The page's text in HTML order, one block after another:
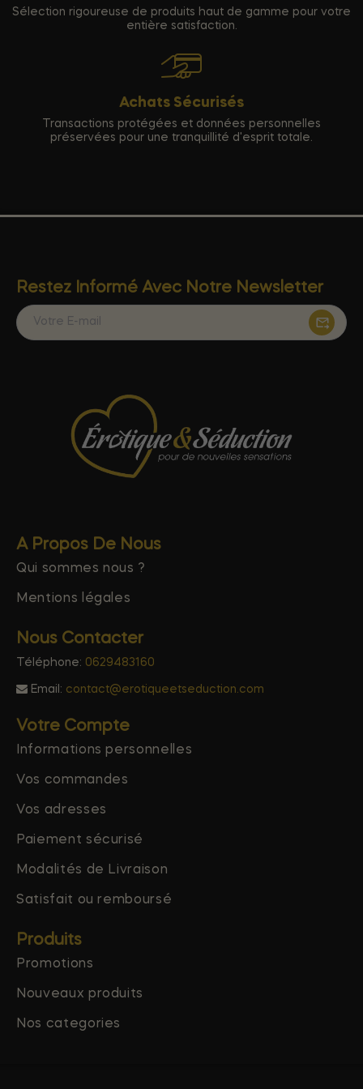
Sélection rigoureuse de produits haut de gamme pour votre
entière satisfaction.
Achats Sécurisés
Transactions protégées et données personnelles
préservées pour une tranquillité d'esprit totale.
Restez Informé Avec Notre Newsletter
A Propos De Nous
Qui sommes nous ?
Mentions légales
Nous Contacter
Téléphone: 0629483160
Email: contact@erotiqueetseduction.com
Votre Compte
Informations personnelles
Vos commandes
Vos adresses
Paiement sécurisé
Modalités de Livraison
Satisfait ou remboursé
Produits
Promotions
Nouveaux produits
Nos categories